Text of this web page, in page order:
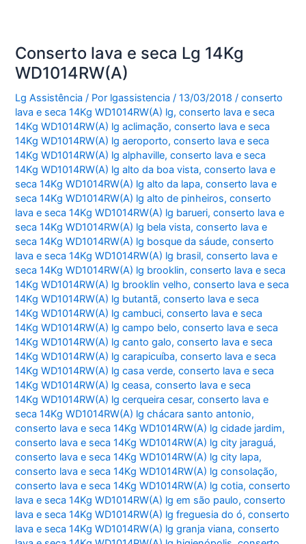
Conserto lava e seca Lg 14Kg
WD1014RW(A)
Lg Assistência / Por lgassistencia/13/03/2018 /conserto
lava e seca 14Kg WD1014RW(A) lg,conserto lava e seca
14Kg WD1014RW(A) lg aclimação,conserto lava e seca
14Kg WD1014RW(A) lg aeroporto,conserto lava e seca
14Kg WD1014RW(A) lg alphaville,conserto lava e seca
14Kg WD1014RW(A) lg alto da boa vista,conserto lava e
seca 14Kg WD1014RW(A) lg alto da lapa,conserto lava e
seca 14Kg WD1014RW(A) lg alto de pinheiros,conserto
lava e seca 14Kg WD1014RW(A) lg barueri,conserto lava e
seca 14Kg WD1014RW(A) lg bela vista,conserto lava e
seca 14Kg WD1014RW(A) lg bosque da sáude,conserto
lava e seca 14Kg WD1014RW(A) lg brasil,conserto lava e
seca 14Kg WD1014RW(A) lg brooklin,conserto lava e seca
14Kg WD1014RW(A) lg brooklin velho,conserto lava e seca
14Kg WD1014RW(A) lg butantã,conserto lava e seca
14Kg WD1014RW(A) lg cambuci,conserto lava e seca
14Kg WD1014RW(A) lg campo belo,conserto lava e seca
14Kg WD1014RW(A) lg canto galo,conserto lava e seca
14Kg WD1014RW(A) lg carapicuíba,conserto lava e seca
14Kg WD1014RW(A) lg casa verde,conserto lava e seca
14Kg WD1014RW(A) lg ceasa,conserto lava e seca
14Kg WD1014RW(A) lg cerqueira cesar,conserto lava e
seca 14Kg WD1014RW(A) lg chácara santo antonio,
conserto lava e seca 14Kg WD1014RW(A) lg cidade jardim,
conserto lava e seca 14Kg WD1014RW(A) lg city jaraguá,
conserto lava e seca 14Kg WD1014RW(A) lg city lapa,
conserto lava e seca 14Kg WD1014RW(A) lg consolação,
conserto lava e seca 14Kg WD1014RW(A) lg cotia,conserto
lava e seca 14Kg WD1014RW(A) lg em são paulo,conserto
lava e seca 14Kg WD1014RW(A) lg freguesia do ó,conserto
lava e seca 14Kg WD1014RW(A) lg granja viana,conserto